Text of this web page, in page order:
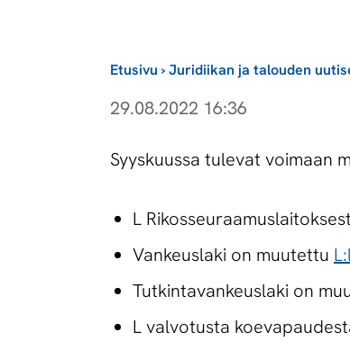
Etusivu ›Juridiikan ja talouden
29.08.2022 16:36
Syyskuussa tulevat voimaan
L
Vankeuslaki on muutettu
Tutkintavankeuslaki on
L valvotusta